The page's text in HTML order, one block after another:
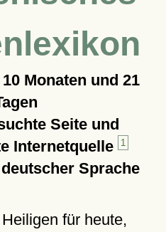
Monaten und 21
Seite und
Internetquelle
1
Sprache
für heute,